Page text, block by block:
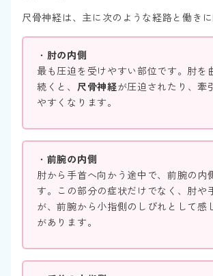
尺骨神経は、主に次のような経路と働きに
・ 肘の内側
最も圧迫を受けやすい部位です。肘を
続くと、 尺骨神経が圧迫されたり、牽
やすくなります。
・ 前腕の内側
肘から手首へ向かう途中で、前腕の内
す。この部分の症状だけでなく、肘や
が、前腕から小指側のしびれとして感
があります。